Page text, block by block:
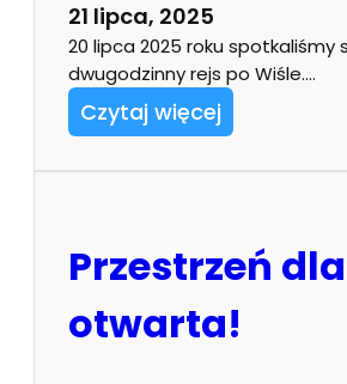
21 lipca, 2025
20 lipca 2025 roku spotkaliśmy
dwugodzinny rejs po Wiśle.…
Czytaj więcej
Przestrzeń
otwarta!